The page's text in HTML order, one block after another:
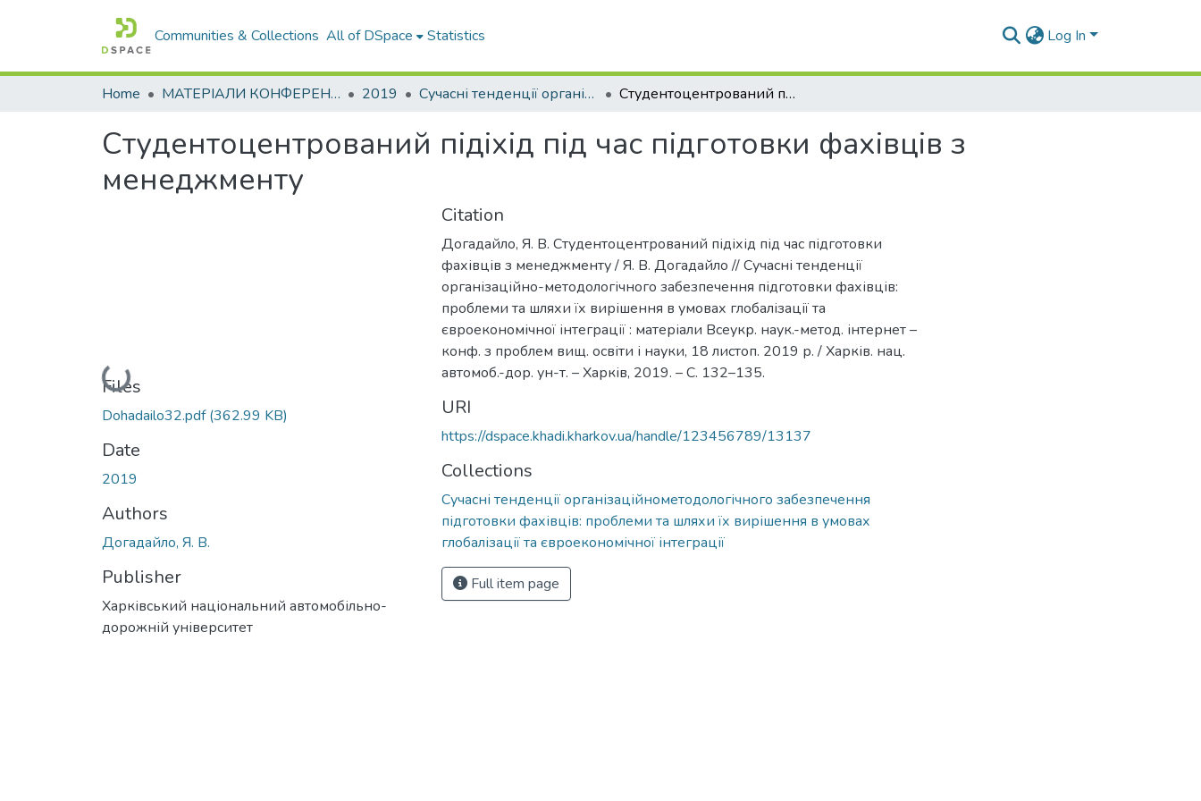
Communities & Collections All of DSpace Statistics Log In
Home МАТЕРІАЛИ КОНФЕРЕНЦІЙ 2019 Сучасні тенденції організаційнометодологічного забезпечення підготовки фахівців: проблеми та шляхи їх вирішення в умовах глобалізації та євроекономічної інтеграції Студентоцентрований підіхід під час підготовки фахівців з менеджменту
Студентоцентрований підіхід під час підготовки фахівців з
менеджменту
Loading...
Files
Dohadailo32.pdf(362.99 KB)
Date
2019
Authors
Догадайло, Я. В.
Publisher
Харківський національний автомобільно-
дорожній університет
Citation
Догадайло, Я. В. Студентоцентрований підіхід під час підготовки
фахівців з менеджменту / Я. В. Догадайло // Сучасні тенденції
організаційно-методологічного забезпечення підготовки фахівців:
проблеми та шляхи їх вирішення в умовах глобалізації та
євроекономічної інтеграції : матеріали Всеукр. наук.-метод. інтернет –
конф. з проблем вищ. освіти і науки, 18 листоп. 2019 р. / Харків. нац.
автомоб.-дор. ун-т. – Харків, 2019. – С. 132–135.
URI
https://dspace.khadi.kharkov.ua/handle/123456789/13137
Collections
Сучасні тенденції організаційнометодологічного забезпечення
підготовки фахівців: проблеми та шляхи їх вирішення в умовах
глобалізації та євроекономічної інтеграції
Full item page